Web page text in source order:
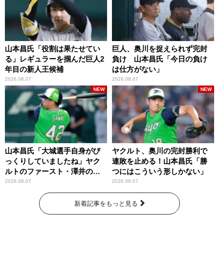
山本昌氏「役割は果たせてい
る」レギュラーを掴んだ巨人2
年目の新人王候補
2026.08.07
巨人、奥川を捉えられず完封
負け 山本昌氏「今日の負け
は仕方がない」
2026.08.07
山本昌氏「大城選手自身がび
っくりしていましたね」ヤク
ルトのファースト・澤井の判
断を評価
2026.08.07
NEW
ヤクルト、奥川の完封勝利で
連敗を止める！山本昌氏「勝
つにはこういう形しかない」
2026.08.07
NEW
新着記事をもっと見る